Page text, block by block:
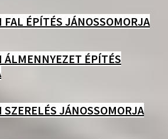
FAL ÉPÍTÉS JÁNOSSOMORJA
ÁLMENNYEZET ÉPÍTÉS
SZERELÉS JÁNOSSOMORJA